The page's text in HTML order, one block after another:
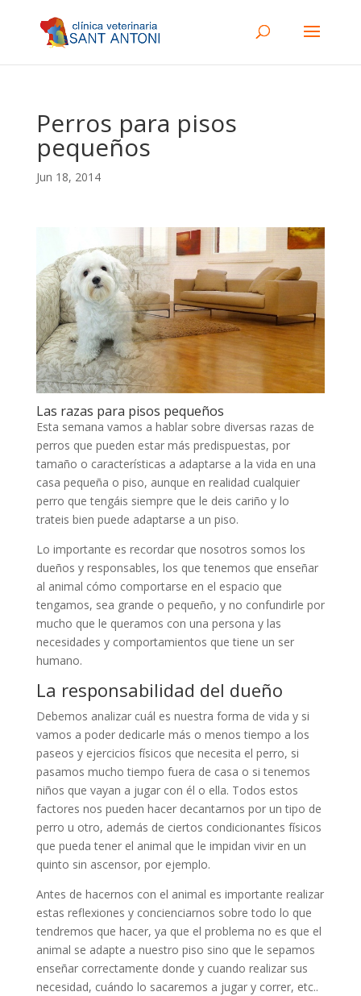
Perros para pisos
pequeños
Jun 18, 2014
Las razas para pisos pequeños
Esta semana vamos a hablar sobre diversas razas de
perros que pueden estar más predispuestas, por
tamaño o características a adaptarse a la vida en una
casa pequeña o piso, aunque en realidad cualquier
perro que tengáis siempre que le deis cariño y lo
trateis bien puede adaptarse a un piso.
Lo importante es recordar que nosotros somos los
dueños y responsables, los que tenemos que enseñar
al animal cómo comportarse en el espacio que
tengamos, sea grande o pequeño, y no confundirle por
mucho que le queramos con una persona y las
necesidades y comportamientos que tiene un ser
humano.
La responsabilidad del dueño
Debemos analizar cuál es nuestra forma de vida y si
vamos a poder dedicarle más o menos tiempo a los
paseos y ejercicios físicos que necesita el perro, si
pasamos mucho tiempo fuera de casa o si tenemos
niños que vayan a jugar con él o ella. Todos estos
factores nos pueden hacer decantarnos por un tipo de
perro u otro, además de ciertos condicionantes físicos
que pueda tener el animal que le impidan vivir en un
quinto sin ascensor, por ejemplo.
Antes de hacernos con el animal es importante realizar
estas reflexiones y concienciarnos sobre todo lo que
tendremos que hacer, ya que el problema no es que el
animal se adapte a nuestro piso sino que le sepamos
enseñar correctamente donde y cuando realizar sus
necesidad, cuándo lo sacaremos a jugar y correr, etc..